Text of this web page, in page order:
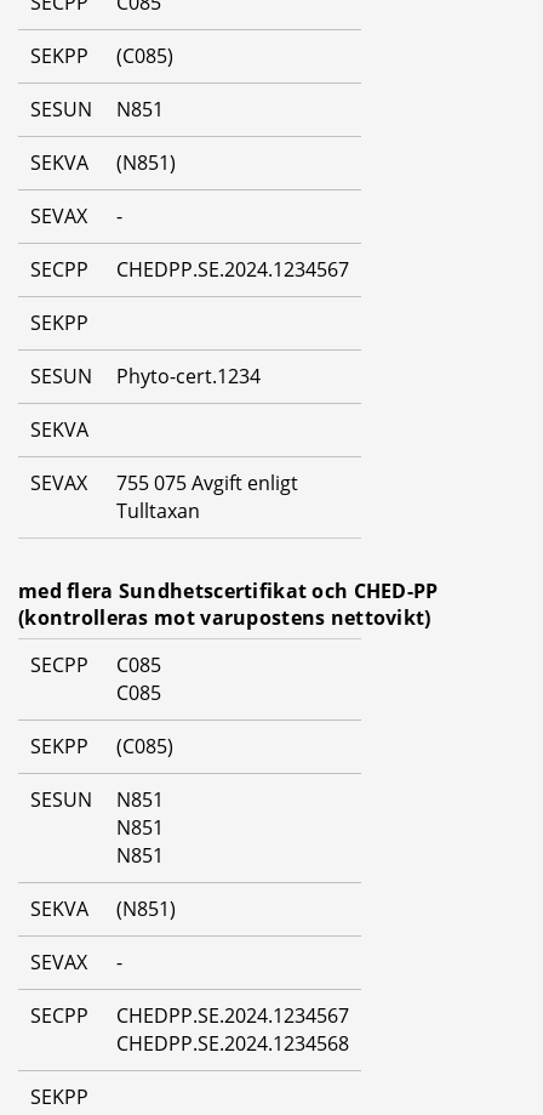
SEKPP
(C085)
SESUN
N851
SEKVA
(N851)
SEVAX
-
SECPP
CHEDPP.SE.2024.1234567
SEKPP
SESUN
Phyto-cert.1234
SEKVA
SEVAX
755 075 Avgift enligt
Tulltaxan
med flera Sundhetscertifikat och CHED-PP
(kontrolleras mot varupostens nettovikt)
SECPP
C085
C085
SEKPP
(C085)
SESUN
N851
N851
N851
SEKVA
(N851)
SEVAX
-
SECPP
CHEDPP.SE.2024.1234567
CHEDPP.SE.2024.1234568
SEKPP